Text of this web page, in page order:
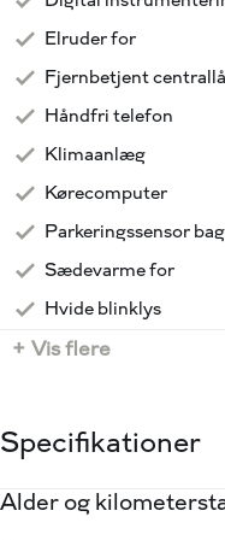
Mandag - Fredag kl.
📞87 47 12 00 💻
Egå
Elruder for
Fjernbetjent
Håndfri telefon
Klimaanlæg
Kørecomputer
Parkeringssensor bag
Sædevarme for
Hvide blinklys
+ Vis flere
Specifikationer
Alder og
Motor og ydelse
Rummelighed og mål
Økonomi